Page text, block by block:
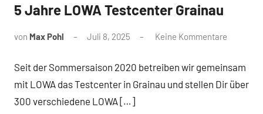
5 Jahre LOWA Testcenter Grainau
von Max Pohl Juli 8, 2025 Keine Kommentare
Seit der Sommersaison 2020 betreiben wir gemeinsam
mit LOWA das Testcenter in Grainau und stellen Dir über
300 verschiedene LOWA […]